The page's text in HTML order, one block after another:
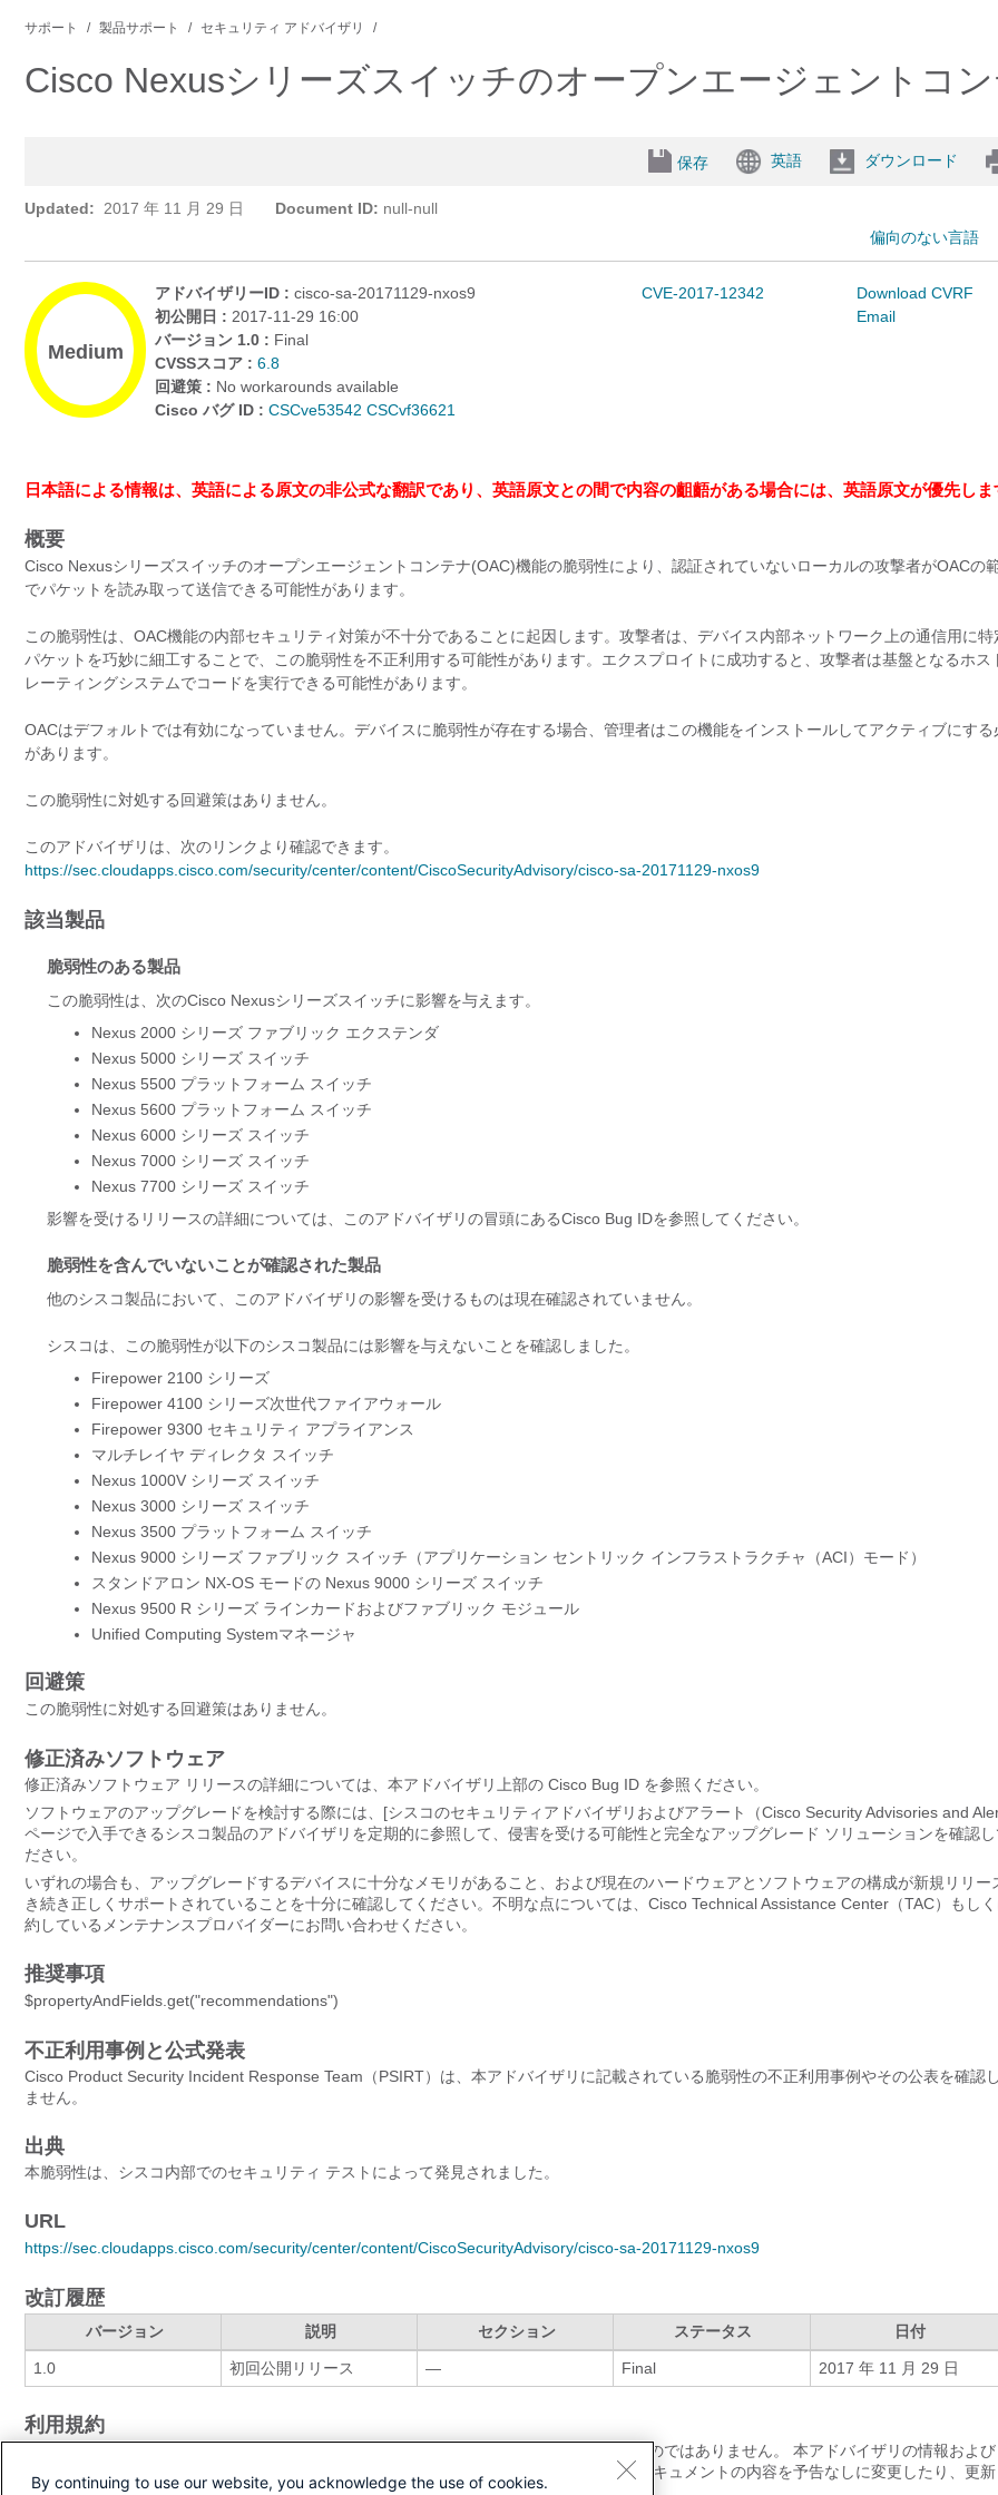
サポート 製品サポート セキュリティ アドバイザリ
Cisco Nexusシリーズスイッチのオープンエージェントコ
保存 英語 ダウンロード
Updated: 2017 年 11 月 29 日 Document ID: null-null
偏向のない言語
Medium
アドバイザリーID :cisco-sa-20171129-nxos9
初公開日 : 2017-11-29 16:00
バージョン 1.0 : Final
CVSSスコア :6.8
回避策 : No workarounds available
Cisco バグ ID :CSCve53542 CSCvf36621
CVE-2017-12342
Download CVRF
Email
日本語による情報は、英語による原文の非公式な翻訳であり、英語原文との間で内容の齟齬がある場合には、英語原文が優先しま
概要
Cisco Nexusシリーズスイッチのオープンエージェントコンテナ(OAC)機能の脆弱性により、認証されていないローカルの攻撃者がOACの
でパケットを読み取って送信できる可能性があります。
この脆弱性は、OAC機能の内部セキュリティ対策が不十分であることに起因します。攻撃者は、デバイス内部ネットワーク上の通信用に特
パケットを巧妙に細工することで、この脆弱性を不正利用する可能性があります。エクスプロイトに成功すると、攻撃者は基盤となるホス
レーティングシステムでコードを実行できる可能性があります。
OACはデフォルトでは有効になっていません。デバイスに脆弱性が存在する場合、管理者はこの機能をインストールしてアクティブにする
があります。
この脆弱性に対処する回避策はありません。
このアドバイザリは、次のリンクより確認できます。
https://sec.cloudapps.cisco.com/security/center/content/CiscoSecurityAdvisory/cisco-sa-20171129-nxos9
該当製品
脆弱性のある製品
この脆弱性は、次のCisco Nexusシリーズスイッチに影響を与えます。
Nexus 2000 シリーズ ファブリック エクステンダ
Nexus 5000 シリーズ スイッチ
Nexus 5500 プラットフォーム スイッチ
Nexus 5600 プラットフォーム スイッチ
Nexus 6000 シリーズ スイッチ
Nexus 7000 シリーズ スイッチ
Nexus 7700 シリーズ スイッチ
影響を受けるリリースの詳細については、このアドバイザリの冒頭にあるCisco Bug IDを参照してください。
脆弱性を含んでいないことが確認された製品
他のシスコ製品において、このアドバイザリの影響を受けるものは現在確認されていません。
シスコは、この脆弱性が以下のシスコ製品には影響を与えないことを確認しました。
Firepower 2100 シリーズ
Firepower 4100 シリーズ次世代ファイアウォール
Firepower 9300 セキュリティ アプライアンス
マルチレイヤ ディレクタ スイッチ
Nexus 1000V シリーズ スイッチ
Nexus 3000 シリーズ スイッチ
Nexus 3500 プラットフォーム スイッチ
Nexus 9000 シリーズ ファブリック スイッチ（アプリケーション セントリック インフラストラクチャ（ACI）モード）
スタンドアロン NX-OS モードの Nexus 9000 シリーズ スイッチ
Nexus 9500 R シリーズ ラインカードおよびファブリック モジュール
Unified Computing Systemマネージャ
回避策
この脆弱性に対処する回避策はありません。
修正済みソフトウェア
修正済みソフトウェア リリースの詳細については、本アドバイザリ上部の Cisco Bug ID を参照ください。
ソフトウェアのアップグレードを検討する際には、[シスコのセキュリティアドバイザリおよびアラート（Cisco Security Advisories and
ページで入手できるシスコ製品のアドバイザリを定期的に参照して、侵害を受ける可能性と完全なアップグレード ソリューションを確認し
ださい。
いずれの場合も、アップグレードするデバイスに十分なメモリがあること、および現在のハードウェアとソフトウェアの構成が新規リリー
き続き正しくサポートされていることを十分に確認してください。不明な点については、Cisco Technical Assistance Center（TAC）もし
約しているメンテナンスプロバイダーにお問い合わせください。
推奨事項
$propertyAndFields.get("recommendations")
不正利用事例と公式発表
Cisco Product Security Incident Response Team（PSIRT）は、本アドバイザリに記載されている脆弱性の不正利用事例やその公表を確認
ません。
出典
本脆弱性は、シスコ内部でのセキュリティ テストによって発見されました。
URL
https://sec.cloudapps.cisco.com/security/center/content/CiscoSecurityAdvisory/cisco-sa-20171129-nxos9
改訂履歴
バージョン 説明 セクション ステータス 日付
1.0 初回公開リリース — Final 2017 年 11 月 29 日
利用規約
本アドバイザリは無保証のものとしてご提供しており、いかなる種類の保証も示唆するものではありません。 本アドバイザリの情報およ
クの使用に関する責任の一切はそれらの使用者にあるものとします。 また、シスコは本ドキュメントの内容を予告なしに変更したり、更新
By continuing to use our website, you acknowledge the use of cookies.